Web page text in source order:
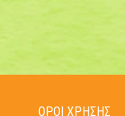
ΟΡΟΙ ΧΡΗΣΗΣ